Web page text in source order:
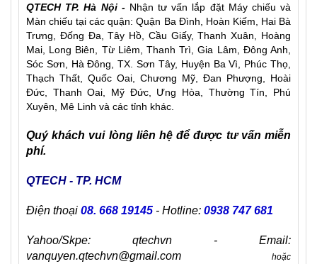
QTECH TP. Hà Nội - Nhận tư vấn lắp đặt Máy chiếu và
Màn chiếu tại các quận: Quận Ba Đình, Hoàn Kiếm, Hai Bà
Trưng, Đống Đa, Tây Hồ, Cầu Giấy, Thanh Xuân, Hoàng
Mai, Long Biên, Từ Liêm, Thanh Trì, Gia Lâm, Đông Anh,
Sóc Sơn, Hà Đông, TX. Sơn Tây, Huyện Ba Vì, Phúc Thọ,
Thạch Thất, Quốc Oai, Chương Mỹ, Đan Phượng, Hoài
Đức, Thanh Oai, Mỹ Đức, Ưng Hòa, Thường Tín, Phú
Xuyên, Mê Linh và các tỉnh khác.
Quý khách vui lòng liên hệ để được tư vấn miễn
phí.
QTECH - TP. HCM
Điện thoại 08. 668 19145 - Hotline: 0938 747 681
Yahoo/Skpe: qtechvn - Email:
vanquyen.qtechvn@gmail.com
hoặc